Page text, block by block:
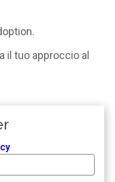
il tuo approccio al